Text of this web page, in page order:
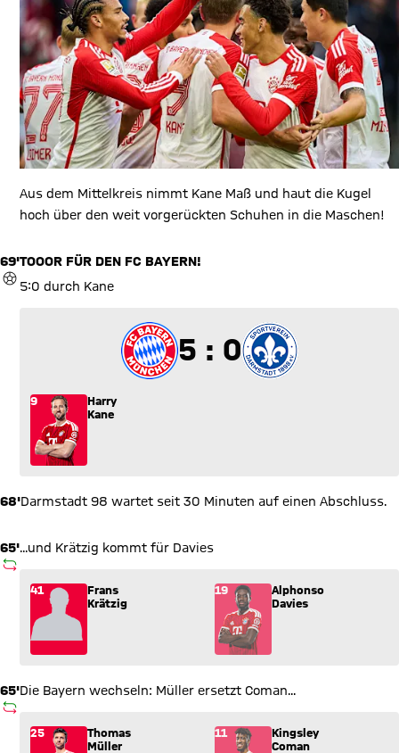
Aus dem Mittelkreis nimmt Kane Maß und haut die Kugel
hoch über den weit vorgerückten Schuhen in die Maschen!
69'
TOR
TOOOR FÜR DEN FC BAYERN!
5:0 durch Kane
5 zu 0
5 : 0
9
Harry
Kane
68'Darmstadt 98 wartet seit 30 Minuten auf einen Abschluss.
65'
AUSWECHSLUNG
...und Krätzig kommt für Davies
Wechsel: Frans Krätzig (41) kommt für Alphonso Davies (19)
41
Frans
Krätzig
19
Alphonso
Davies
65'
AUSWECHSLUNG
Die Bayern wechseln: Müller ersetzt Coman...
Wechsel: Thomas Müller (25) kommt für Kingsley Coman
25
Thomas
Müller
11
Kingsley
Coman